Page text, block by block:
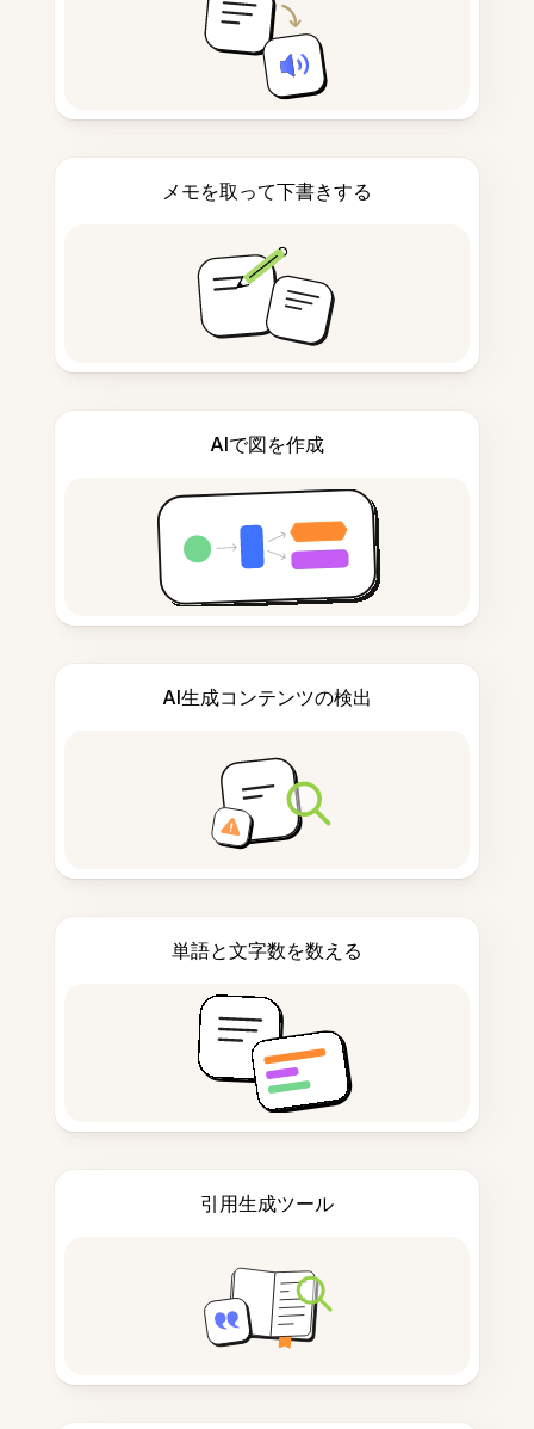
メモを取って下書きする
AIで図を作成
AI生成コンテンツの検出
単語と文字数を数える
引用生成ツール